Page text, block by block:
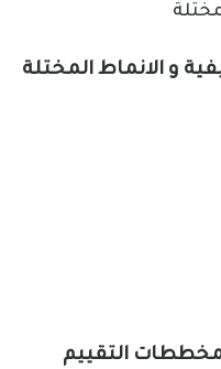
و الانماط المختلة
التقييم